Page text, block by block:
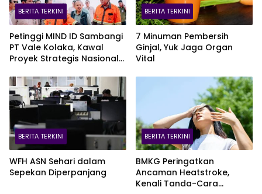
BERITA TERKINI
Petinggi MIND ID Sambangi
PT Vale Kolaka, Kawal
Proyek Strategis Nasional
BERITA TERKINI
7 Minuman Pembersih
Ginjal, Yuk Jaga Organ
Vital
BERITA TERKINI
WFH ASN Sehari dalam
Sepekan Diperpanjang
BERITA TERKINI
BMKG Peringatkan
Ancaman Heatstroke,
Kenali Tanda-Cara